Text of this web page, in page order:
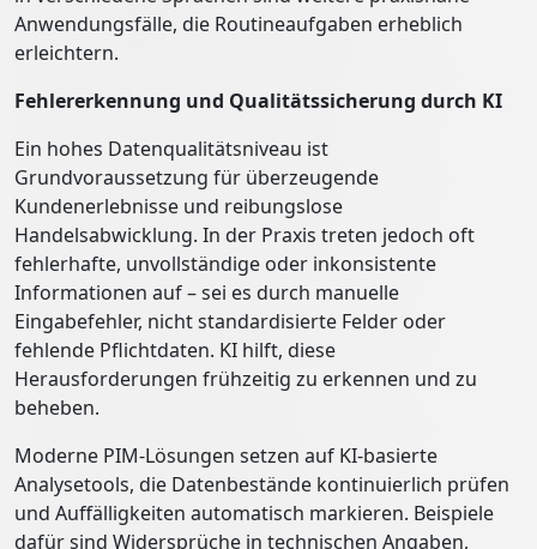
Anwendungsfälle, die Routineaufgaben erheblich
erleichtern.
Fehlererkennung und Qualitätssicherung durch KI
Ein hohes Datenqualitätsniveau ist
Grundvoraussetzung für überzeugende
Kundenerlebnisse und reibungslose
Handelsabwicklung. In der Praxis treten jedoch oft
fehlerhafte, unvollständige oder inkonsistente
Informationen auf – sei es durch manuelle
Eingabefehler, nicht standardisierte Felder oder
fehlende Pflichtdaten. KI hilft, diese
Herausforderungen frühzeitig zu erkennen und zu
beheben.
Moderne PIM-Lösungen setzen auf KI-basierte
Analysetools, die Datenbestände kontinuierlich prüfen
und Auffälligkeiten automatisch markieren. Beispiele
dafür sind Widersprüche in technischen Angaben,